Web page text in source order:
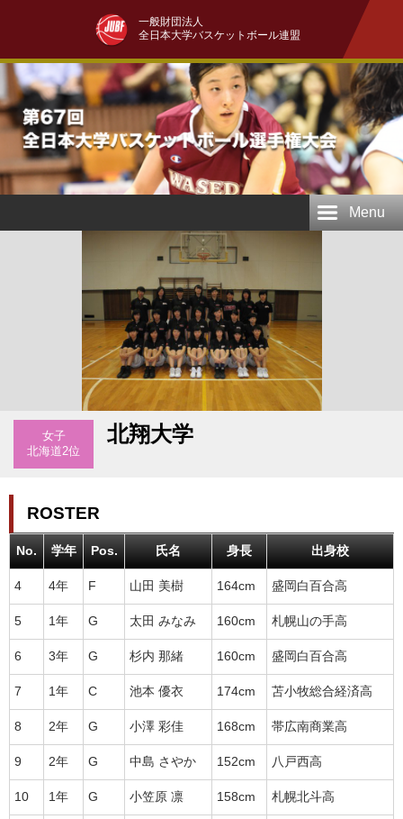
一般財団法人
全日本大学バスケットボール連盟
Menu
女子
北海道2位
北翔大学
ROSTER
No. 学年 Pos. 氏名 身長 出身校
4 4年 F 山田 美樹 164cm 盛岡白百合高
5 1年 G 太田 みなみ 160cm 札幌山の手高
6 3年 G 杉内 那緒 160cm 盛岡白百合高
7 1年 C 池本 優衣 174cm 苫小牧総合経済高
8 2年 G 小澤 彩佳 168cm 帯広南商業高
9 2年 G 中島 さやか 152cm 八戸西高
10 1年 G 小笠原 凛 158cm 札幌北斗高